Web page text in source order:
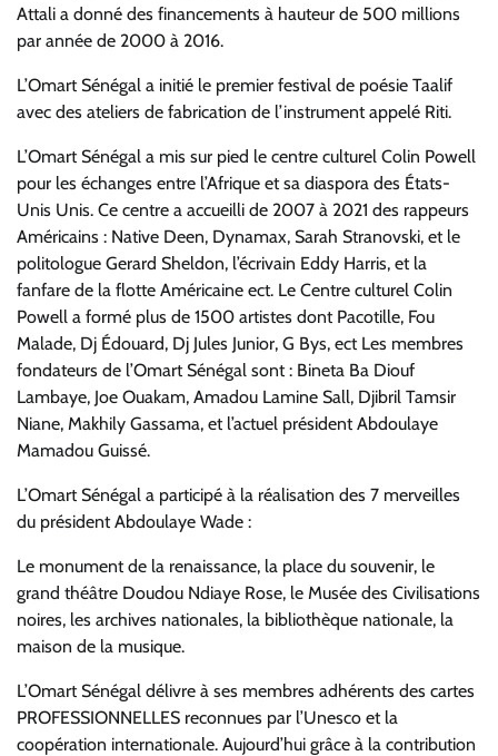
Attali a donné des financements à hauteur de 500 millions
par année de 2000 à 2016.
L’Omart Sénégal a initié le premier festival de poésie Taalif
avec des ateliers de fabrication de l’instrument appelé Riti.
L’Omart Sénégal a mis sur pied le centre culturel Colin Powell
pour les échanges entre l’Afrique et sa diaspora des États-
Unis Unis. Ce centre a accueilli de 2007 à 2021 des rappeurs
Américains : Native Deen, Dynamax, Sarah Stranovski, et le
politologue Gerard Sheldon, l’écrivain Eddy Harris, et la
fanfare de la flotte Américaine ect. Le Centre culturel Colin
Powell a formé plus de 1500 artistes dont Pacotille, Fou
Malade, Dj Édouard, Dj Jules Junior, G Bys, ect Les membres
fondateurs de l’Omart Sénégal sont : Bineta Ba Diouf
Lambaye, Joe Ouakam, Amadou Lamine Sall, Djibril Tamsir
Niane, Makhily Gassama, et l’actuel président Abdoulaye
Mamadou Guissé.
L’Omart Sénégal a participé à la réalisation des 7 merveilles
du président Abdoulaye Wade :
Le monument de la renaissance, la place du souvenir, le
grand théâtre Doudou Ndiaye Rose, le Musée des Civilisations
noires, les archives nationales, la bibliothèque nationale, la
maison de la musique.
L’Omart Sénégal délivre à ses membres adhérents des cartes
PROFESSIONNELLES reconnues par l’Unesco et la
coopération internationale. Aujourd’hui grâce à la contribution